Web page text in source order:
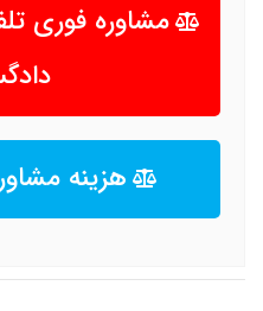
مشاوره فوری
هزینه